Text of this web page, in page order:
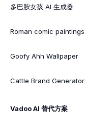
多巴胺女孩 AI 生成器
Roman comic paintings
Goofy Ahh Wallpaper
Cattle Brand Generator
Vadoo AI 替代方案